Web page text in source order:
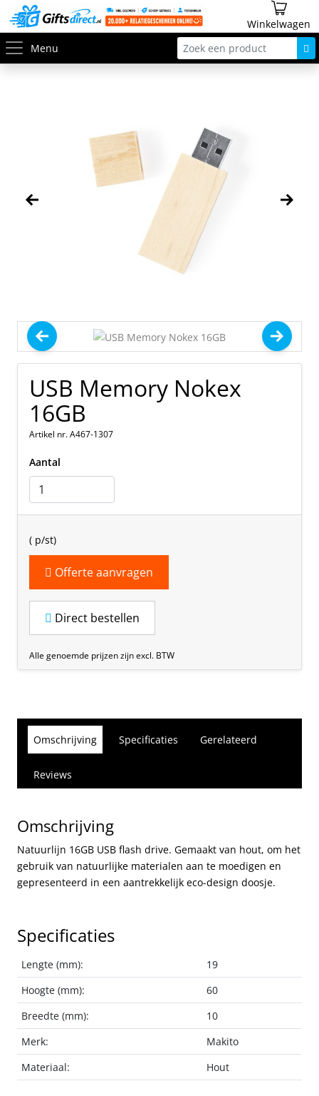
Winkelwagen
Menu
USB Memory Nokex
16GB
Artikel nr. A467-1307
Aantal
( p/st)
Offerte aanvragen
Direct bestellen
Alle genoemde prijzen zijn excl. BTW
Omschrijving Specificaties Gerelateerd
Reviews
Omschrijving
Natuurlijn 16GB USB flash drive. Gemaakt van hout, om het
gebruik van natuurlijke materialen aan te moedigen en
gepresenteerd in een aantrekkelijk eco-design doosje.
Specificaties
Lengte (mm):
19
Hoogte (mm):
60
Breedte (mm):
10
Merk:
Makito
Materiaal:
Hout